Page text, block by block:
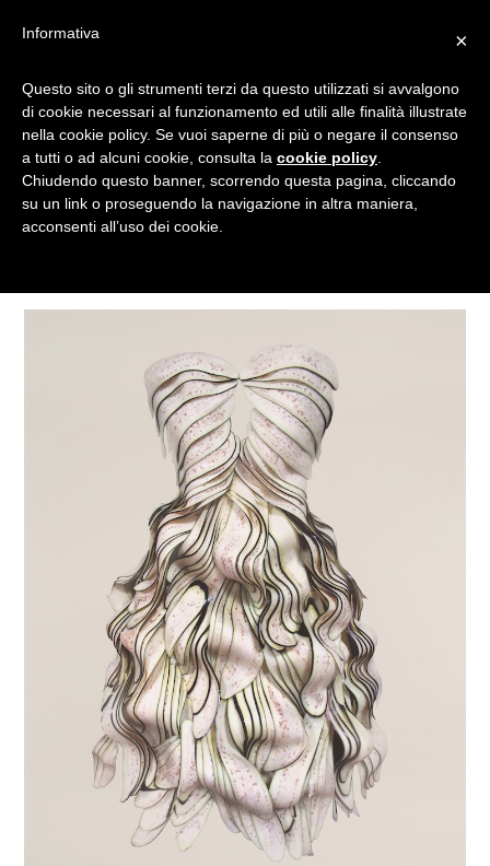
VESTIARIO
Tagged
×
Informativa
Questo sito o gli strumenti terzi da questo utilizzati si avvalgono
di cookie necessari al funzionamento ed utili alle finalità illustrate
nella cookie policy. Se vuoi saperne di più o negare il consenso
a tutti o ad alcuni cookie, consulta la cookie policy
Chiudendo questo banner, scorrendo questa pagina, cliccando
su un link o proseguendo la navigazione in altra maniera,
acconsenti all’uso dei cookie.